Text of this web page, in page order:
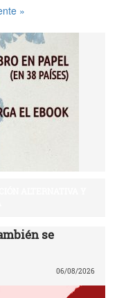
»
se
06/08/2026